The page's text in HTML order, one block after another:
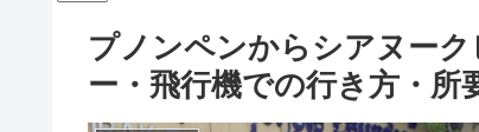
プノンペンからシアヌー
ー・飛行機での行き方・所